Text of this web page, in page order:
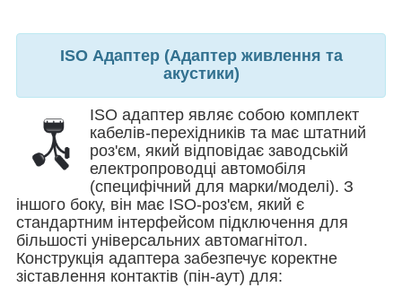
ISO Адаптер (Адаптер живлення та
акустики)
ISO адаптер являє собою комплект
кабелів-перехідників та має штатний
роз'єм, який відповідає заводській
електропроводці автомобіля
(специфічний для марки/моделі). З
іншого боку, він має ISO-роз'єм, який є
стандартним інтерфейсом підключення для
більшості універсальних автомагнітол.
Конструкція адаптера забезпечує коректне
зіставлення контактів (пін-аут) для: